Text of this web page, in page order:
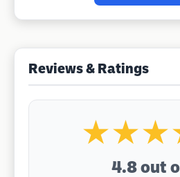
Reviews & Ratings
4.8 out